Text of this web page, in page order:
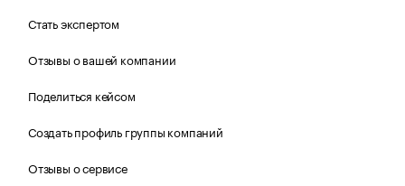
Стать экспертом
Отзывы о вашей компании
Поделиться кейсом
Создать профиль группы компаний
Отзывы о сервисе